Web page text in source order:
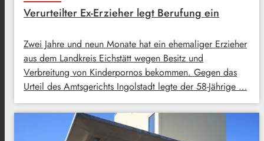
Verurteilter Ex-Erzieher legt Berufung ein
Zwei Jahre und neun Monate hat ein ehemaliger Erzieher
aus dem Landkreis Eichstätt wegen Besitz und
Verbreitung von Kinderpornos bekommen. Gegen das
Urteil des Amtsgerichts Ingolstadt legte der 58-Jährige …